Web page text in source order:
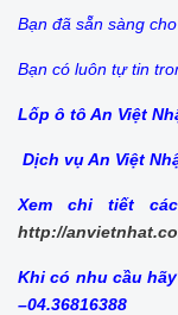
Bạn đã sẵn sàng
Bạn có luôn tự tin
Lốp ô tô An Việt
Dịch vụ An Việt
Xem chi tiết
http://
Khi có nhu cầu
–04.36816388